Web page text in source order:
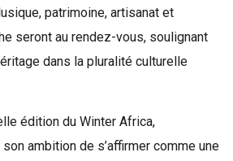
patrimoine, artisanat et
seront au rendez-vous, soulignant
dans la pluralité culturelle
édition du Winter Africa,
ambition de s’affirmer comme une